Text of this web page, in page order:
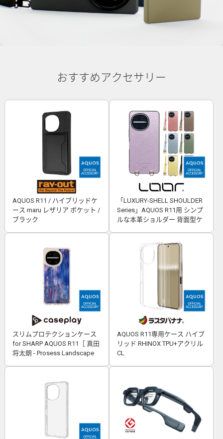
おすすめアクセサリー
AQUOS R11 / ハイブリッドケ
ース maru レザリア ポケット /
ブラック
「LUXURY-SHELL SHOULDER
Series」AQUOS R11用 シンプ
ルな本革ショルダー 背面型ケ
スリムプロテクションケース
for SHARP AQUOS R11［ 真田
将太朗 - Prosess Landscape
AQUOS R11専用ケース ハイブ
リッド RHINOX TPU+アクリル
CL